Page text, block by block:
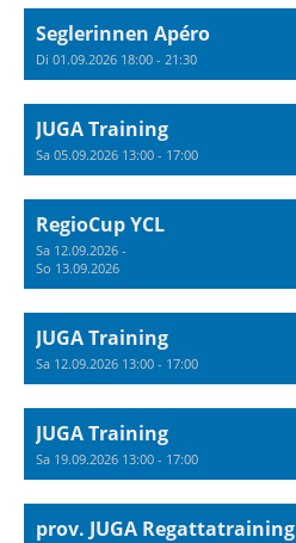
Seglerinnen Apéro
Di 01.09.2026 18:00 - 21:30
JUGA Training
Sa 05.09.2026 13:00 - 17:00
RegioCup YCL
Sa 12.09.2026 -
So 13.09.2026
JUGA Training
Sa 12.09.2026 13:00 - 17:00
JUGA Training
Sa 19.09.2026 13:00 - 17:00
prov. JUGA Regattatraining